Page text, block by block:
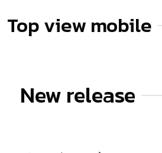
Top view mobile
New release